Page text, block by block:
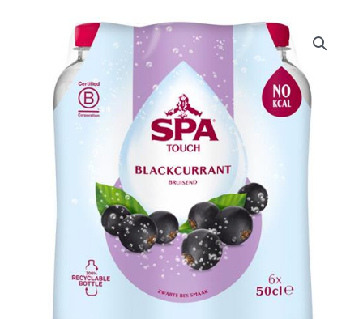
Blackcurrant
Bruisend